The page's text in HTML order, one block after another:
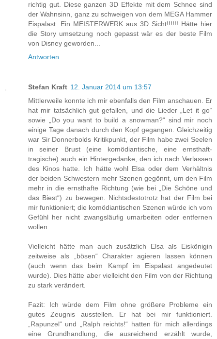
richtig gut. Diese ganzen 3D Effekte mit dem Schnee sind
der Wahnsinn, ganz zu schweigen von dem MEGA Hammer
Eispalast. Ein MEISTERWERK aus 3D Sicht!!!!!! Hätte hier
die Story umsetzung noch gepasst wär es der beste Film
von Disney geworden...
Antworten
Stefan Kraft 12. Januar 2014 um 13:57
Mittlerweile konnte ich mir ebenfalls den Film anschauen. Er
hat mir tatsächlich gut gefallen, und die Lieder „Let it go“
sowie „Do you want to build a snowman?“ sind mir noch
einige Tage danach durch den Kopf gegangen. Gleichzeitig
war Sir Donnerbolds Kritikpunkt, der Film habe zwei Seelen
in seiner Brust (eine komödiantische, eine ernsthaft-
tragische) auch ein Hintergedanke, den ich nach Verlassen
des Kinos hatte. Ich hätte wohl Elsa oder dem Verhältnis
der beiden Schwestern mehr Szenen gegönnt, um den Film
mehr in die ernsthafte Richtung (wie bei „Die Schöne und
das Biest“) zu bewegen. Nichtsdestotrotz hat der Film bei
mir funktioniert; die komödiantischen Szenen würde ich vom
Gefühl her nicht zwangsläufig umarbeiten oder entfernen
wollen.
Vielleicht hätte man auch zusätzlich Elsa als Eiskönigin
zeitweise als „bösen“ Charakter agieren lassen können
(auch wenn das beim Kampf im Eispalast angedeutet
wurde). Dies hätte aber vielleicht den Film von der Richtung
zu stark verändert.
Fazit: Ich würde dem Film ohne größere Probleme ein
gutes Zeugnis ausstellen. Er hat bei mir funktioniert.
„Rapunzel“ und „Ralph reichts!“ hatten für mich allerdings
eine Grundhandlung, die ausreichend erzählt wurde,